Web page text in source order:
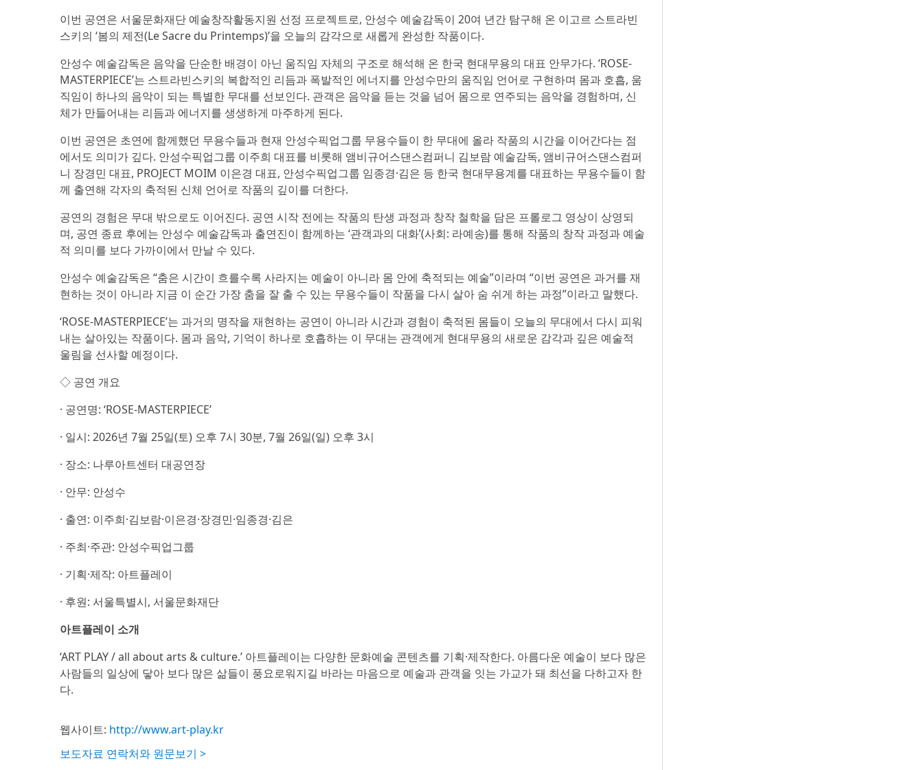
이번 공연은 서울문화재단 예술창작활동지원 선정 프로젝트로, 안성수 예술감독이 20여 년간 탐구해 온 이고르 스트라빈
스키의 ‘봄의 제전(Le Sacre du Printemps)’​을 오늘의 감각으로 새롭게 완성한 작품이다.
안성수 예술감독은 음악을 단순한 배경이 아닌 움직임 자체의 구조로 해석해 온 한국 현대무용의 대표 안무가다. ‘ROSE-
MASTERPIECE’는 스트라빈스키의 복합적인 리듬과 폭발적인 에너지를 안성수만의 움직임 언어로 구현하며 몸과 호흡, 움
직임이 하나의 음악이 되는 특별한 무대를 선보인다. 관객은 음악을 듣는 것을 넘어 몸으로 연주되는 음악을 경험하며, 신
체가 만들어내는 리듬과 에너지를 생생하게 마주하게 된다.
이번 공연은 초연에 함께했던 무용수들과 현재 안성수픽업그룹 무용수들이 한 무대에 올라 작품의 시간을 이어간다는 점
에서도 의미가 깊다. 안성수픽업그룹 이주희 대표를 비롯해 앰비규어스댄스컴퍼니 김보람 예술감독, 앰비규어스댄스컴퍼
니 장경민 대표, PROJECT MOIM 이은경 대표, 안성수픽업그룹 ​임종경·​김은 등 한국 현대무용계를 대표하는 무용수들이 함
께 출연해 각자의 축적된 신체 언어로 작품의 깊이를 더한다.
공연의 경험은 무대 밖으로도 이어진다. 공연 시작 전에는 작품의 탄생 과정과 창작 철학을 담은 프롤로그 영상이 상영되
며, 공연 종료 후에는 안성수 예술감독과 출연진이 함께하는 ‘관객과의 대화’(사회: 라예송)를 통해 작품의 창작 과정과 예술
적 의미를 보다 가까이에서 만날 수 있다.
안성수 예술감독은 “춤은 시간이 흐를수록 사라지는 예술이 아니라 몸 안에 축적되는 예술”이라며 “이번 공연은 과거를 재
현하는 것이 아니라 지금 이 순간 가장 춤을 잘 출 수 있는 무용수들이 작품을 다시 살아 숨 쉬게 하는 과정”이라고 말했다.
‘ROSE-MASTERPIECE’는 과거의 명작을 재현하는 공연이 아니라 시간과 경험이 축적된 몸들이 오늘의 무대에서 다시 피워
내는 살아있는 작품이다. 몸과 음악, 기억이 하나로 호흡하는 이 무대는 관객에게 현대무용의 새로운 감각과 깊은 예술적
울림을 선사할 예정이다.
◇ 공연 개요
· 공연명: ‘ROSE-MASTERPIECE’
· 일시: 2026년 7월 25일(토) 오후 7시 30분, 7월 26일(일) 오후 3시
· 장소: 나루아트센터 대공연장
· 안무: 안성수
· 출연: 이주희·김보람·이은경·장경민·임종경·김은
· 주최·주관: 안성수픽업그룹
· 기획·제작: 아트플레이
· 후원: 서울특별시, 서울문화재단
아트플레이 소개
‘ART PLAY / all about arts & culture.’ 아트플레이는 다양한 문화예술 콘텐츠를 기획·제작한다. 아름다운 예술이 보다 많은
사람들의 일상에 닿아 보다 많은 삶들이 풍요로워지길 바라는 마음으로 예술과 관객을 잇는 가교가 돼 최선을 다하고자 한
다.
웹사이트: http://www.art-play.kr
보도자료 연락처와 원문보기 >